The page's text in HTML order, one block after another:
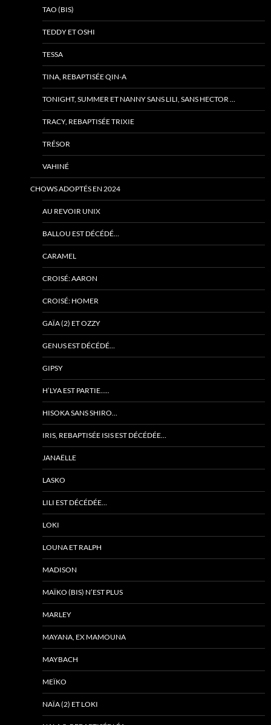
TAO (BIS)
TEDDY ET OSHI
TESSA
TINA, REBAPTISÉE QIN-A
TONIGHT, SUMMER ET NANNY SANS LILI, SANS HECTOR …
TRACY, REBAPTISÉE TRIXIE
TRÉSOR
VAHINÉ
CHOWS ADOPTÉS EN 2024
AU REVOIR UNIX
BALLOU EST DÉCÉDÉ…
CARAMEL
CROISÉ: AARON
CROISÉ: HOMER
GAÏA (2) ET OZZY
GENUS EST DÉCÉDÉ…
GIPSY
H’LYA EST PARTIE…..
HISOKA SANS SHIRO…
IRIS, REBAPTISÉE ISIS EST DÉCÉDÉE…
JANAËLLE
LASKO
LILI EST DÉCÉDÉE…
LOKI
LOUNA ET RALPH
MADISON
MAÏKO (BIS) N’EST PLUS
MARLEY
MAYANA, EX MAMOUNA
MAYBACH
MEÏKO
NAÏA (2) ET LOKI